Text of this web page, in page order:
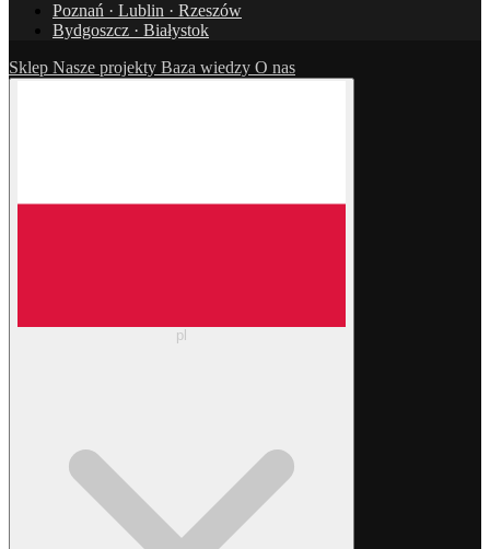
Poznań · Lublin · Rzeszów
Bydgoszcz · Białystok
Sklep Nasze projekty Baza wiedzy O nas
pl